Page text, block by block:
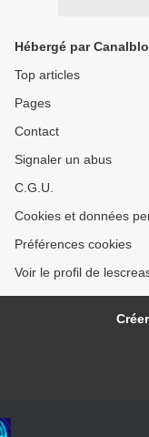
Hébergé par
Top articles
Pages
Contact
Signaler un abus
C.G.U.
Cookies et données
Préférences cookies
Voir le profil de